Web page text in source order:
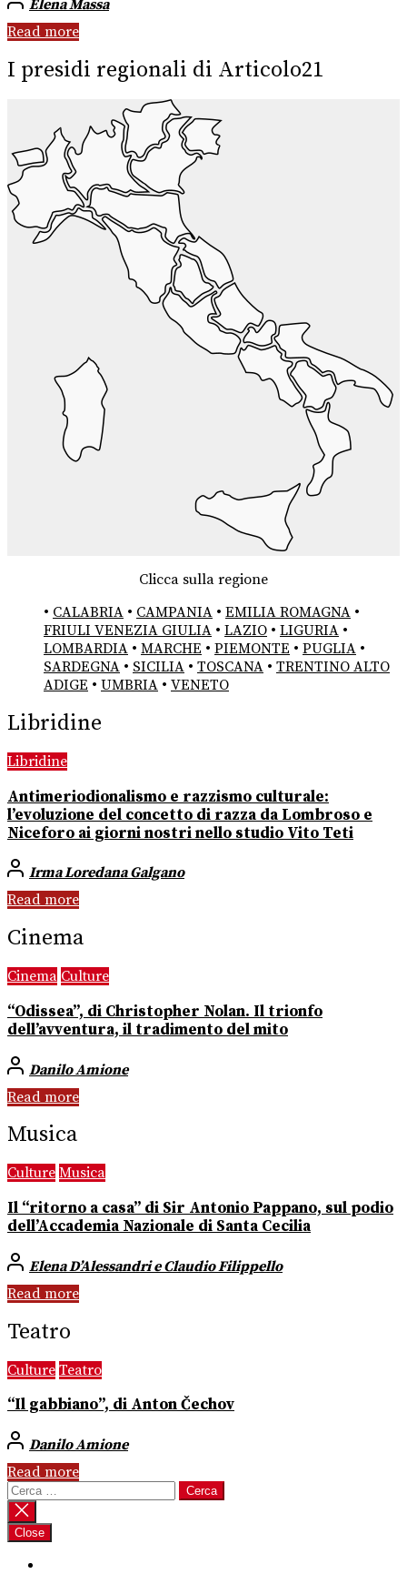
Elena Massa
Read more
I presidi regionali di Articolo21
Clicca sulla regione
• CALABRIA • CAMPANIA • EMILIA ROMAGNA •
FRIULI VENEZIA GIULIA • LAZIO • LIGURIA •
LOMBARDIA • MARCHE • PIEMONTE • PUGLIA •
SARDEGNA • SICILIA • TOSCANA • TRENTINO ALTO
ADIGE • UMBRIA • VENETO
Libridine
Libridine
Antimeriodionalismo e razzismo culturale:
l’evoluzione del concetto di razza da Lombroso e
Niceforo ai giorni nostri nello studio Vito Teti
Irma Loredana Galgano
Read more
Cinema
Cinema Culture
“Odissea”, di Christopher Nolan. Il trionfo
dell’avventura, il tradimento del mito
Danilo Amione
Read more
Musica
Culture Musica
Il “ritorno a casa” di Sir Antonio Pappano, sul podio
dell’Accademia Nazionale di Santa Cecilia
Elena D’Alessandri e Claudio Filippello
Read more
Teatro
Culture Teatro
“Il gabbiano”, di Anton Čechov
Danilo Amione
Read more
Ricerca
per:
Close